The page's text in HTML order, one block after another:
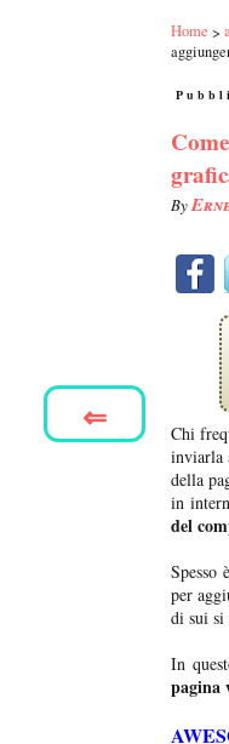
Home
By
Chi
inviarla
della
in
del
Spesso
per
di sui si
In
pagina
⇐